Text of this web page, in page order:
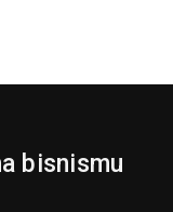
bisnismu